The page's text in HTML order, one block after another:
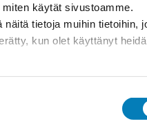
käytät sivustoamme.
tietoja muihin tietoihin,
kun olet käyttänyt
Hollola –
hankinta